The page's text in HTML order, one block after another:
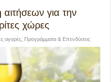
για την
χώρες
αγορές Προγράμματα & Επενδύσεις